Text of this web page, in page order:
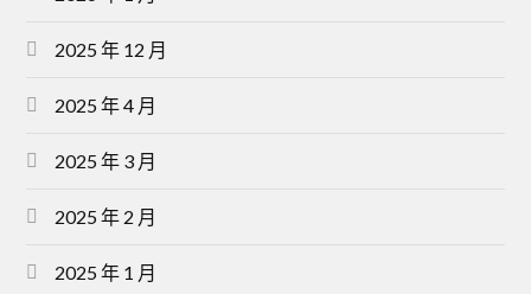
2025 年 12 月
2025 年 4 月
2025 年 3 月
2025 年 2 月
2025 年 1 月